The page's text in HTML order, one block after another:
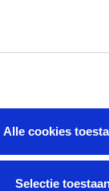
Alle cookies
Selectie
die in de
is
naar waarheid
laatste komt